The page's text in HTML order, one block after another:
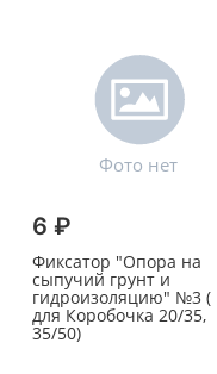
6 ₽
Фиксатор "Опора на
сыпучий грунт и
гидроизоляцию" №3 (
для Коробочка 20/35,
35/50)